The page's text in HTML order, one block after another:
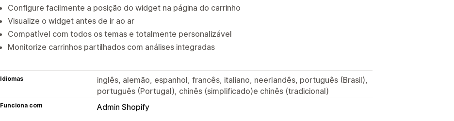
Configure facilmente a posição do widget na página do carrinho
Visualize o widget antes de ir ao ar
Compatível com todos os temas e totalmente personalizável
Monitorize carrinhos partilhados com análises integradas
Idiomas
inglês, alemão, espanhol, francês, italiano, neerlandês, português (Brasil),
português (Portugal), chinês (simplificado)e chinês (tradicional)
Funciona com Admin Shopify